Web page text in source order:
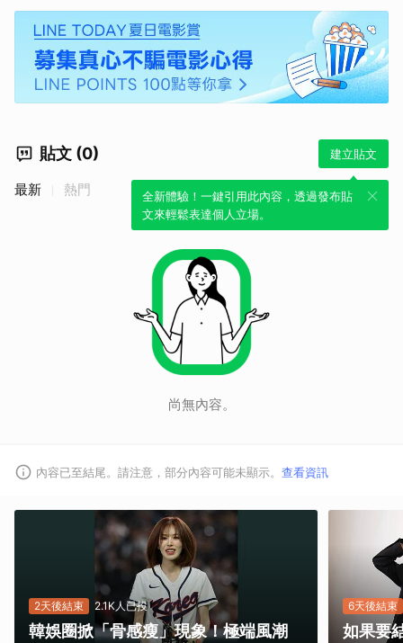
貼文 (0) 建立貼文
全新體驗！一鍵引用此內容，透過發布貼
文來輕鬆表達個人立場。
最新 熱門
尚無內容。
內容已至結尾。請注意，部分內容可能未顯示。 查看資訊
2天後結束 2.1K人已投
韓娛圈掀「骨感瘦」現象！極端風潮
6天後結束
如果要